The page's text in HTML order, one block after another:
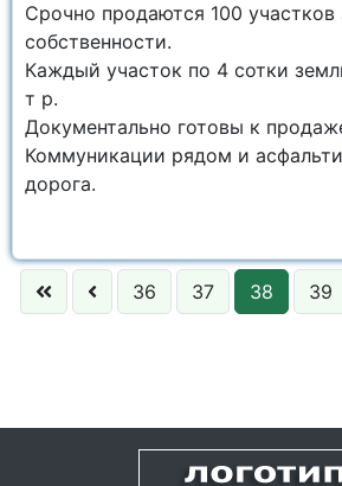
Срочно продаются 100 участков
собственности.
Каждый участок по 4 сотки
т р.
Документально готовы к
Коммуникации рядом и
дорога.
36 37 38 39